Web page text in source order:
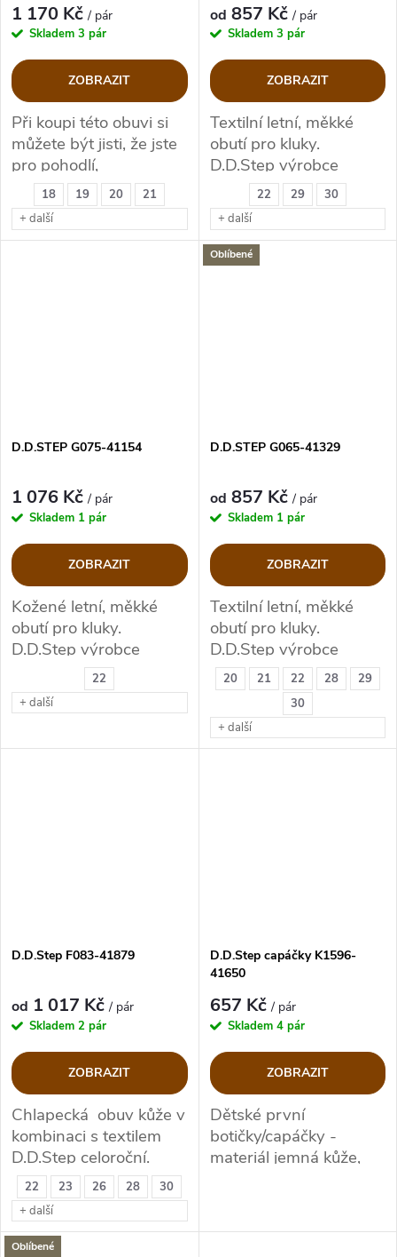
18 19 20
21
+ další
1 170 Kč/ pár
Skladem 3 pár
ZOBRAZIT
Při koupi této obuvi si
můžete být jisti, že jste
pro pohodlí,
bezpečnost a zdravý
vývoj nožky Vašeho
děťátka udělali správný
22 29
30
+ další
od 857 Kč/ pár
Skladem 3 pár
ZOBRAZIT
Textilní letní, měkké
obutí pro kluky.
D.D.Step výrobce
kvalitní zdravotní obuvi.
22
+ další
D.D.STEP G075-41154
1 076 Kč/ pár
Skladem 1 pár
ZOBRAZIT
Kožené letní, měkké
obutí pro kluky.
D.D.Step výrobce
kvalitní zdravotní obuvi.
Oblíbené
20 21 22 28
29
30
+ další
D.D.STEP G065-41329
od 857 Kč/ pár
Skladem 1 pár
ZOBRAZIT
Textilní letní, měkké
obutí pro kluky.
D.D.Step výrobce
kvalitní zdravotní obuvi.
22 23 26 28
30
+ další
D.D.Step F083-41879
od 1 017 Kč/ pár
Skladem 2 pár
ZOBRAZIT
Chlapecká obuv kůže v
kombinaci s textilem
D.D.Step celoroční.
D.D.Step capáčky K1596-
41650
657 Kč/ pár
Skladem 4 pár
ZOBRAZIT
Dětské první
botičky/capáčky -
materiál jemná kůže,
Oblíbené